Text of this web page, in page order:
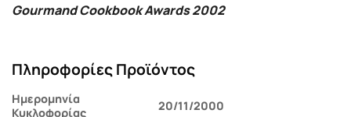
Gourmand Cookbook Awards 2002
Πληροφορίες Προϊόντος
Ημερομηνία
Κυκλοφορίας
20/11/2000